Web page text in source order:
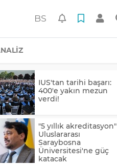
BS
IUS'tan tarihi başarı:
400'e yakın mezun
verdi!
"5 yıllık akreditasyon"
Uluslararası
Saraybosna
Üniversitesi'ne güç
katacak